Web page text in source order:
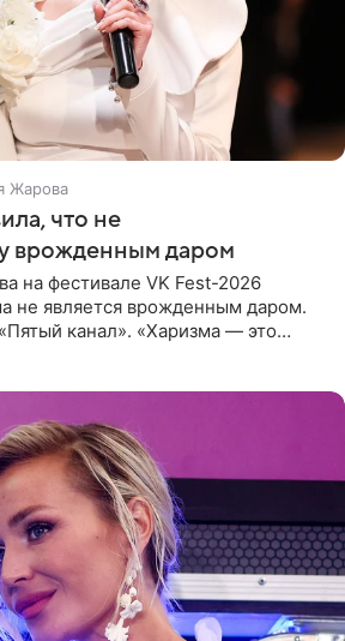
Жарова
что не
врожденным даром
на фестивале VK Fest-2026
не является врожденным даром.
канал». «Харизма — это